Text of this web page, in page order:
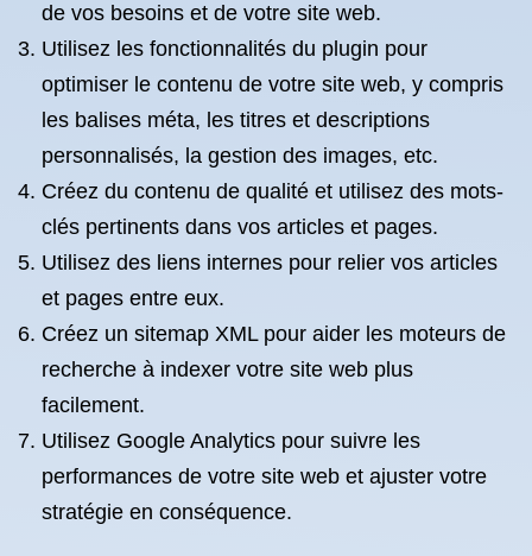
de vos besoins et de votre site web.
Utilisez les fonctionnalités du plugin pour
optimiser le contenu de votre site web, y compris
les balises méta, les titres et descriptions
personnalisés, la gestion des images, etc.
Créez du contenu de qualité et utilisez des mots-
clés pertinents dans vos articles et pages.
Utilisez des liens internes pour relier vos articles
et pages entre eux.
Créez un sitemap XML pour aider les moteurs de
recherche à indexer votre site web plus
facilement.
Utilisez Google Analytics pour suivre les
performances de votre site web et ajuster votre
stratégie en conséquence.